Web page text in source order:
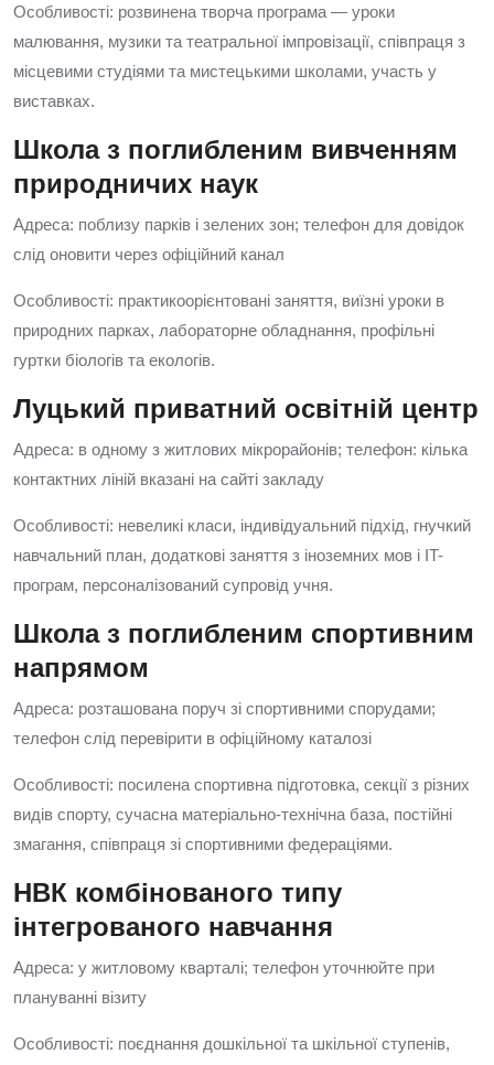
Особливості: розвинена творча програма — уроки
малювання, музики та театральної імпровізації, співпраця з
місцевими студіями та мистецькими школами, участь у
виставках.
Школа з поглибленим вивченням
природничих наук
Адреса: поблизу парків і зелених зон; телефон для довідок
слід оновити через офіційний канал
Особливості: практикоорієнтовані заняття, виїзні уроки в
природних парках, лабораторне обладнання, профільні
гуртки біологів та екологів.
Луцький приватний освітній центр
Адреса: в одному з житлових мікрорайонів; телефон: кілька
контактних ліній вказані на сайті закладу
Особливості: невеликі класи, індивідуальний підхід, гнучкий
навчальний план, додаткові заняття з іноземних мов і IT-
програм, персоналізований супровід учня.
Школа з поглибленим спортивним
напрямом
Адреса: розташована поруч зі спортивними спорудами;
телефон слід перевірити в офіційному каталозі
Особливості: посилена спортивна підготовка, секції з різних
видів спорту, сучасна матеріально-технічна база, постійні
змагання, співпраця зі спортивними федераціями.
НВК комбінованого типу
інтегрованого навчання
Адреса: у житловому кварталі; телефон уточнюйте при
плануванні візиту
Особливості: поєднання дошкільної та шкільної ступенів,